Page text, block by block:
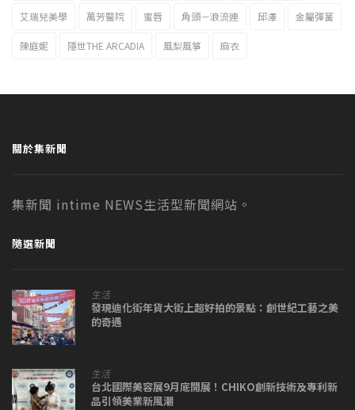
艾瑞兒美學 萬芳醫院 蜜唇 角頭－浪流連 邱澤 金屬彈簧
陳庭妮 隱世THE ARCADIA 風梨風箏 麻衣
關於集新聞
集新聞 intime NEWS生活型新聞網站。
隨選新聞
生活
發現迪化街年貨大街上超好拍的景點：創世紀工藝之美
的奇遇
生活
台北國際美容展9月底開展！CHIKO創新技術及專利新
品引領美業新風潮